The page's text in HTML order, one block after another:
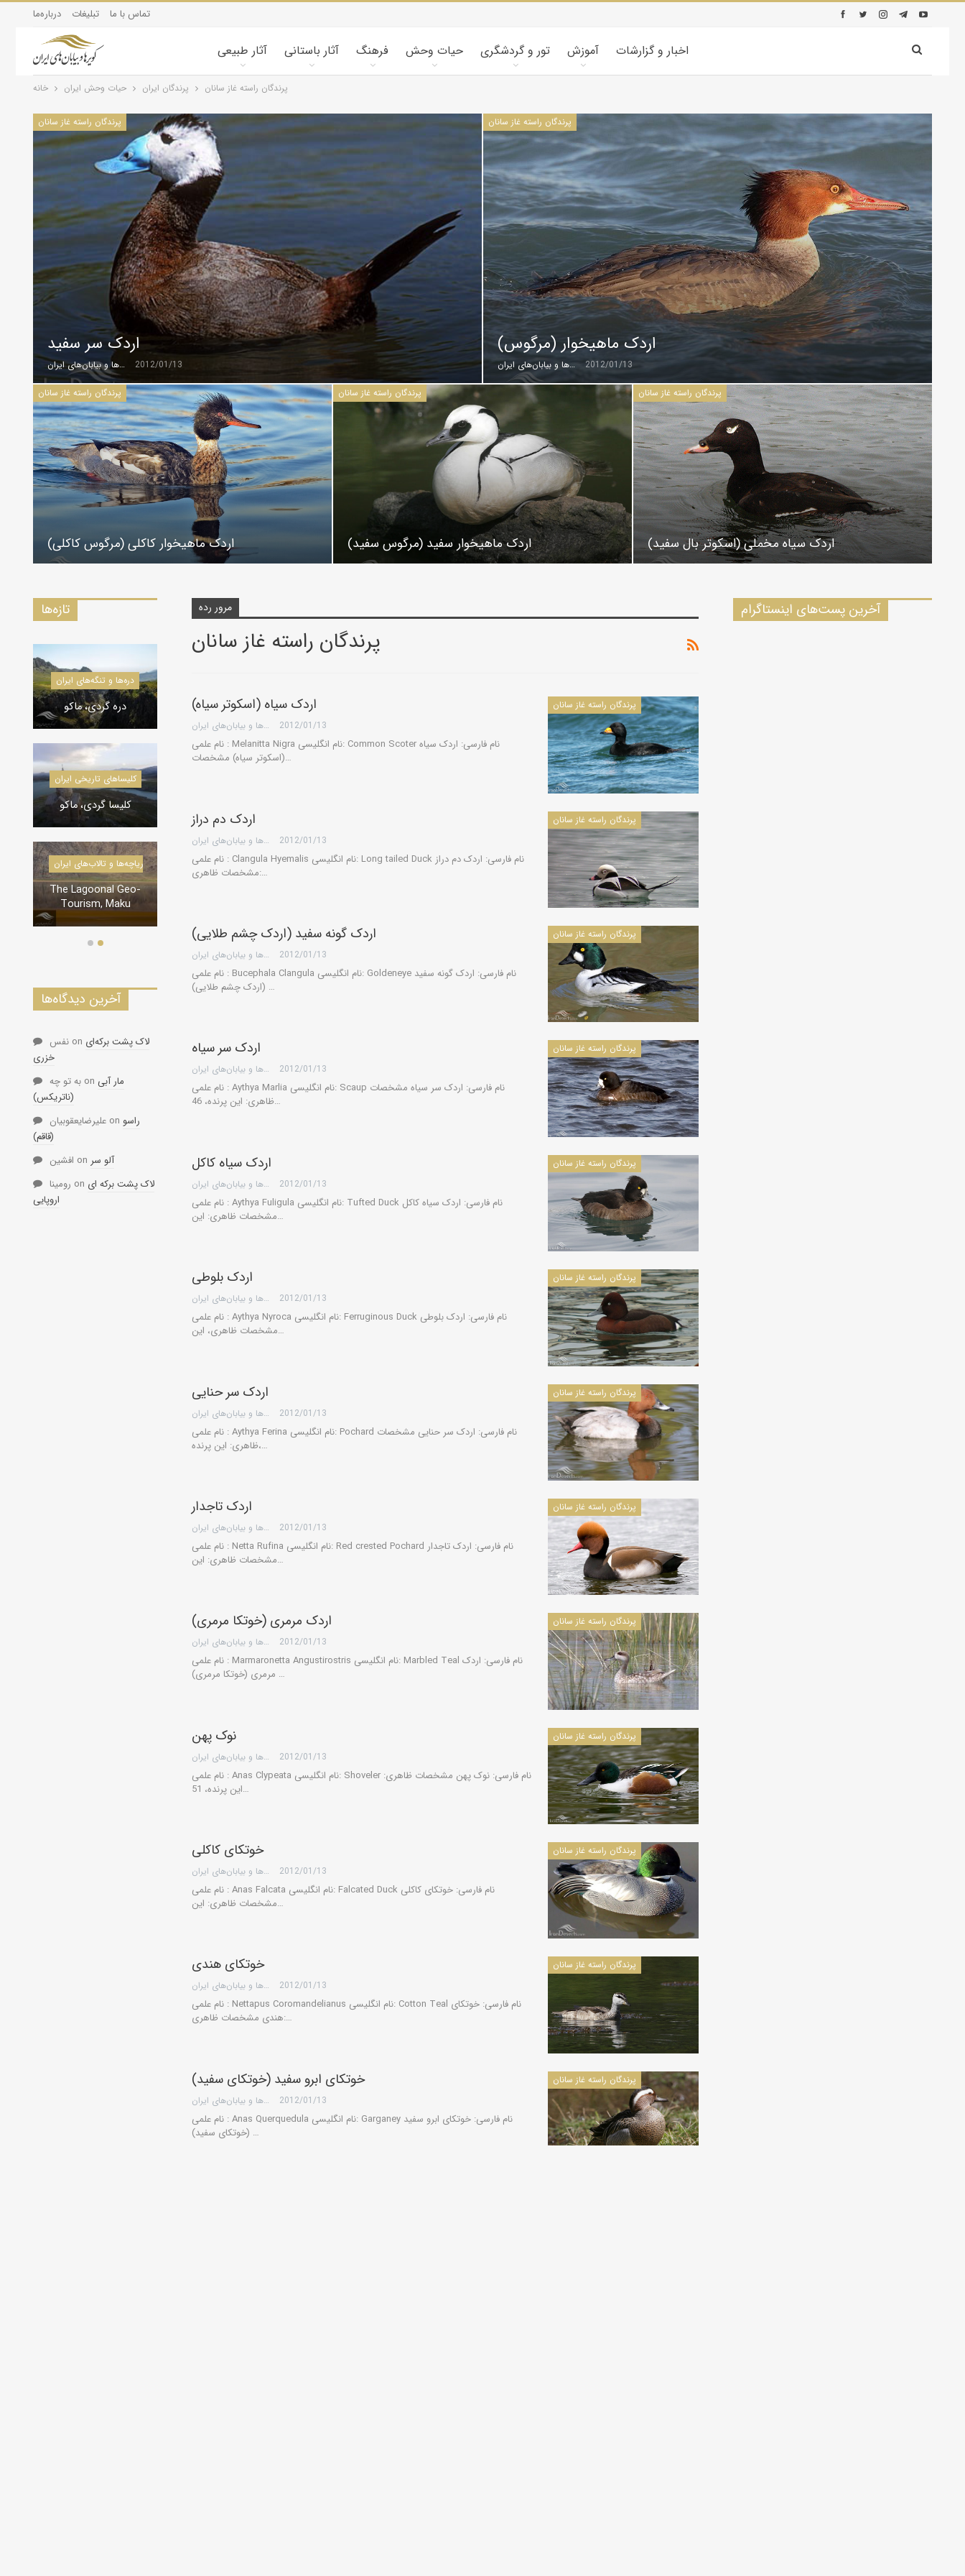
درباره‌ما تبلیغات تماس با ما
آثار طبیعی آثار باستانی فرهنگ حیات وحش تور و گردشگری آموزش اخبار و گزارشات
خانه حیات وحش ایران پرندگان ایران پرندگان راسته غاز سانان
پرندگان راسته غاز سانان
اردک سر سفید
گروه کویرها و بیابان‌های ایران 2012/01/13
پرندگان راسته غاز سانان
اردک ماهیخوار (مرگوس)
گروه کویرها و بیابان‌های ایران 2012/01/13
پرندگان راسته غاز سانان
اردک ماهیخوار کاکلی (مرگوس کاکلی)
پرندگان راسته غاز سانان
اردک ماهیخوار سفید (مرگوس سفید)
پرندگان راسته غاز سانان
اردک سیاه مخملی (اسکوتر بال سفید)
مرور رده
پرندگان راسته غاز سانان
پرندگان راسته غاز سانان اردک سیاه (اسکوتر سیاه)
گروه کویرها و بیابان‌های ایران 2012/01/13
نام علمی : Melanitta Nigra نام انگلیسی: Common Scoter نام فارسی: اردک سیاه
(اسکوتر سیاه) مشخصات…
پرندگان راسته غاز سانان اردک دم دراز
گروه کویرها و بیابان‌های ایران 2012/01/13
نام علمی : Clangula Hyemalis نام انگلیسی: Long tailed Duck نام فارسی: اردک دم دراز
مشخصات ظاهری:…
پرندگان راسته غاز سانان اردک گونه سفید (اردک چشم طلایی)
گروه کویرها و بیابان‌های ایران 2012/01/13
نام علمی : Bucephala Clangula نام انگلیسی: Goldeneye نام فارسی: اردک گونه سفید
(اردک چشم طلایی) …
پرندگان راسته غاز سانان اردک سر سیاه
گروه کویرها و بیابان‌های ایران 2012/01/13
نام علمی : Aythya Marlia نام انگلیسی: Scaup نام فارسی: اردک سر سیاه مشخصات
ظاهری: این پرنده، 46…
پرندگان راسته غاز سانان اردک سیاه کاکل
گروه کویرها و بیابان‌های ایران 2012/01/13
نام علمی : Aythya Fuligula نام انگلیسی: Tufted Duck نام فارسی: اردک سیاه کاکل
مشخصات ظاهری: این…
پرندگان راسته غاز سانان اردک بلوطی
گروه کویرها و بیابان‌های ایران 2012/01/13
نام علمی : Aythya Nyroca نام انگلیسی: Ferruginous Duck نام فارسی: اردک بلوطی
مشخصات ظاهری، این…
پرندگان راسته غاز سانان اردک سر حنایی
گروه کویرها و بیابان‌های ایران 2012/01/13
نام علمی : Aythya Ferina نام انگلیسی: Pochard نام فارسی: اردک سر حنایی مشخصات
ظاهری: این پرنده،…
پرندگان راسته غاز سانان اردک تاجدار
گروه کویرها و بیابان‌های ایران 2012/01/13
نام علمی : Netta Rufina نام انگلیسی: Red crested Pochard نام فارسی: اردک تاجدار
مشخصات ظاهری: این…
پرندگان راسته غاز سانان اردک مرمری (خوتکا مرمری)
گروه کویرها و بیابان‌های ایران 2012/01/13
نام علمی : Marmaronetta Angustirostris نام انگلیسی: Marbled Teal نام فارسی: اردک
مرمری (خوتکا مرمری) …
پرندگان راسته غاز سانان نوک پهن
گروه کویرها و بیابان‌های ایران 2012/01/13
نام علمی : Anas Clypeata نام انگلیسی: Shoveler نام فارسی: نوک پهن مشخصات ظاهری:
این پرنده، 51…
پرندگان راسته غاز سانان خوتکای کاکلی
گروه کویرها و بیابان‌های ایران 2012/01/13
نام علمی : Anas Falcata نام انگلیسی: Falcated Duck نام فارسی: خوتکای کاکلی
مشخصات ظاهری: این…
پرندگان راسته غاز سانان خوتکای هندی
گروه کویرها و بیابان‌های ایران 2012/01/13
نام علمی : Nettapus Coromandelianus نام انگلیسی: Cotton Teal نام فارسی: خوتکای
هندی مشخصات ظاهری:…
پرندگان راسته غاز سانان خوتکای ابرو سفید (خوتکای سفید)
گروه کویرها و بیابان‌های ایران 2012/01/13
نام علمی : Anas Querquedula نام انگلیسی: Garganey نام فارسی: خوتکای ابرو سفید
(خوتکای سفید) …
آخرین پست‌های اینستاگرام تازه‌ها
کویرشناسی
طوفان شن و راهکارها
کاروانسراها و قلعه‌های استان یزد
کاروانسرای رباط زین
الدین، مهریز
دره‌ها و تنگه‌های ایران
تنگه لی لی، دورود
دره گردی، ماکو
درياچه‌‌ها و تالاب‌های ایران
آخرین دیدگاه‌ها
نفس on لاک پشت برکه‌ای
خزری
به تو چه on مار آبی
(ناتریکس)
علیرضایعقوبیان on راسو
(قاقم)
افشین on آلو سر
رومینا on لاک پشت برکه ای
اروپایی